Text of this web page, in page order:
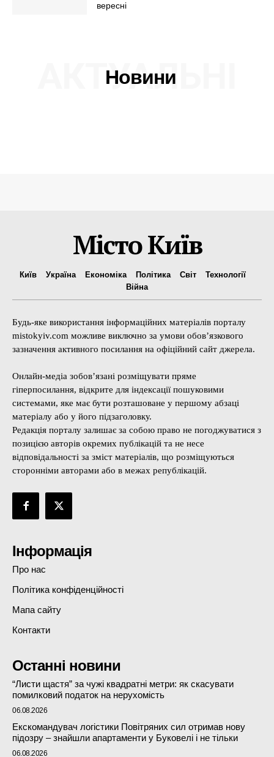
вересні
Новини
АКТУАЛЬНІ
Місто Київ
Київ Україна Економіка Політика Світ
Технології
Війна
Будь-яке використання інформаційних матеріалів порталу
mistokyiv.com можливе виключно за умови обов’язкового
зазначення активного посилання на офіційний сайт джерела.
Онлайн-медіа зобов’язані розміщувати пряме
гіперпосилання, відкрите для індексації пошуковими
системами, яке має бути розташоване у першому абзаці
матеріалу або у його підзаголовку.
Редакція порталу залишає за собою право не погоджуватися з
позицією авторів окремих публікацій та не несе
відповідальності за зміст матеріалів, що розміщуються
сторонніми авторами або в межах републікацій.
Інформація
Про нас
Політика конфіденційності
Мапа сайту
Контакти
Останні новини
“Листи щастя” за чужі квадратні метри: як скасувати
помилковий податок на нерухомість
06.08.2026
Екскомандувач логістики Повітряних сил отримав нову
підозру – знайшли апартаменти у Буковелі і не тільки
06.08.2026